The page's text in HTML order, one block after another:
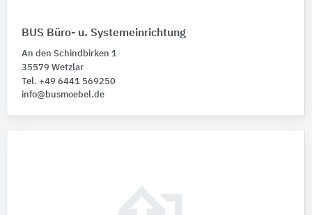
BUS Büro- u. Systemeinrichtung
An den Schindbirken 1
35579 Wetzlar
Tel. +49 6441 569250
info@busmoebel.de